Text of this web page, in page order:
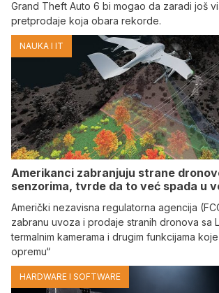
Grand Theft Auto 6 bi mogao da zaradi još
pretprodaje koja obara rekorde.
NAUKA I IT
Amerikanci zabranjuju strane
senzorima, tvrde da to već spada u
Američki nezavisna regulatorna agencija
zabranu uvoza i prodaje stranih dronova sa
termalnim kamerama i drugim funkcijama
opremu“
HARDWARE I SOFTWARE